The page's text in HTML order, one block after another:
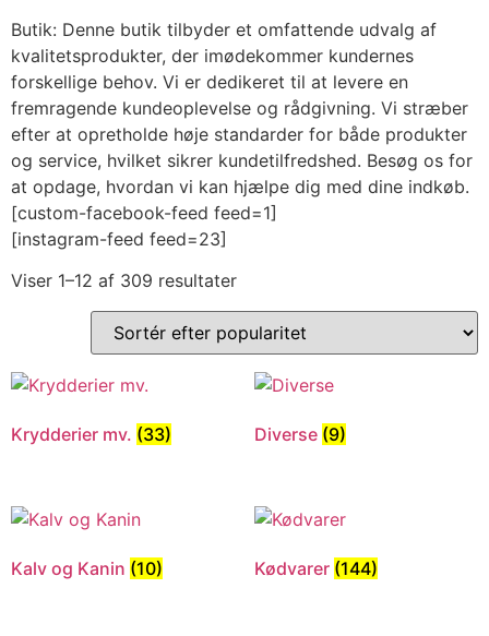
Butik: Denne butik tilbyder et omfattende udvalg af
kvalitetsprodukter, der imødekommer kundernes
forskellige behov. Vi er dedikeret til at levere en
fremragende kundeoplevelse og rådgivning. Vi stræber
efter at opretholde høje standarder for både produkter
og service, hvilket sikrer kundetilfredshed. Besøg os for
at opdage, hvordan vi kan hjælpe dig med dine indkøb.
[custom-facebook-feed feed=1]
[instagram-feed feed=23]
Viser 1–12 af 309 resultater
Krydderier mv. (33) Diverse (9)
Kalv og Kanin (10) Kødvarer (144)